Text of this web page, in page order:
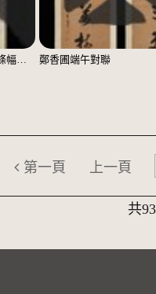
兒玉源太郎〈行草書自書詩條幅〉（印本） 鄭香圃端午對聯
第一頁 上一頁
共